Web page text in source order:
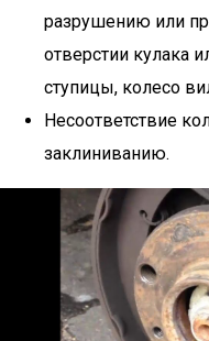
разрушению или
отверстии кулака
ступицы, колесо
Несоответствие
заклиниванию.